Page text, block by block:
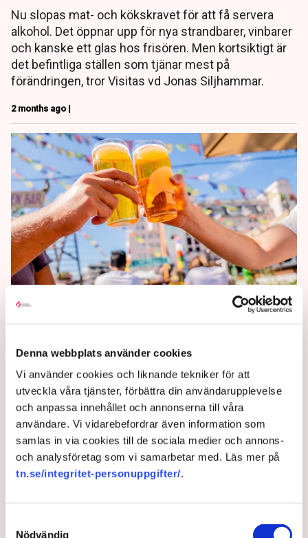
Denna webbplats använder cookies
Vi använder cookies och liknande tekniker för att
utveckla våra tjänster, förbättra din användarupplevelse
och anpassa innehållet och annonserna till våra
användare. Vi vidarebefordrar även information som
samlas in via cookies till de sociala medier och annons-
och analysföretag som vi samarbetar med. Läs mer på
tn.se/integritet-personuppgifter/.
Nödvändig
Nu slopas mat- och kökskravet för att få servera
alkohol. Det öppnar upp för nya strandbarer, vinbarer
och kanske ett glas hos frisören. Men kortsiktigt är
det befintliga ställen som tjänar mest på
förändringen, tror Visitas vd Jonas Siljhammar.
2 months ago |
Fler barer väntas i Sverige
ha ett kök för att servera alkohol den första juni. Det
öppnar upp för strandbarer, vinbarer och en och
annan biergarten.
3 months ago |